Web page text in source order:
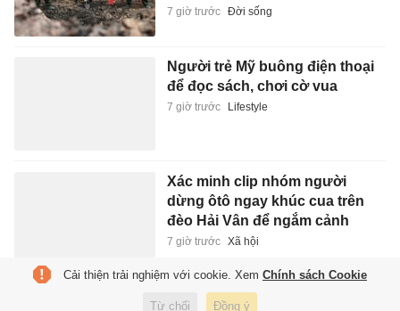
7 giờ trước Đời sống
Người trẻ Mỹ buông điện thoại
để đọc sách, chơi cờ vua
7 giờ trước Lifestyle
Xác minh clip nhóm người
dừng ôtô ngay khúc cua trên
đèo Hải Vân để ngắm cảnh
7 giờ trước Xã hội
Ám ảnh tâm lý mang tên ly hôn
Cải thiện trải nghiệm với cookie. Xem Chính sách Cookie
Từ chối Đồng ý